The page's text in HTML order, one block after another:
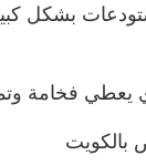
بشكل
يعطي فخامة
بالكويت